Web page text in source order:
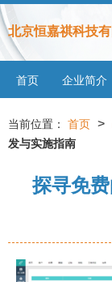
北京恒嘉祺科技有
首页 企业简介
当前位置： 首页 >
发与实施指南
探寻免